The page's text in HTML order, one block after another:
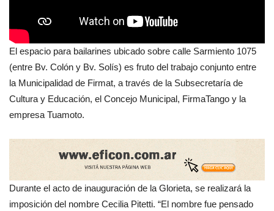
El espacio para bailarines ubicado sobre calle Sarmiento 1075
(entre Bv. Colón y Bv. Solís) es fruto del trabajo conjunto entre
la Municipalidad de Firmat, a través de la Subsecretaría de
Cultura y Educación, el Concejo Municipal, FirmaTango y la
empresa Tuamoto.
Durante el acto de inauguración de la Glorieta, se realizará la
imposición del nombre Cecilia Pitetti. “El nombre fue pensado